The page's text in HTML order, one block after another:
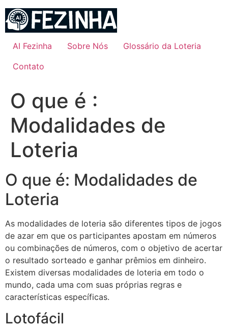
para
conteúdo
AI Fezinha Sobre Nós
Glossário da Loteria
Contato
O que é :
Modalidades de
Loteria
O que é: Modalidades de
Loteria
As modalidades de loteria são diferentes tipos de jogos
de azar em que os participantes apostam em números
ou combinações de números, com o objetivo de acertar
o resultado sorteado e ganhar prêmios em dinheiro.
Existem diversas modalidades de loteria em todo o
mundo, cada uma com suas próprias regras e
características específicas.
Lotofácil